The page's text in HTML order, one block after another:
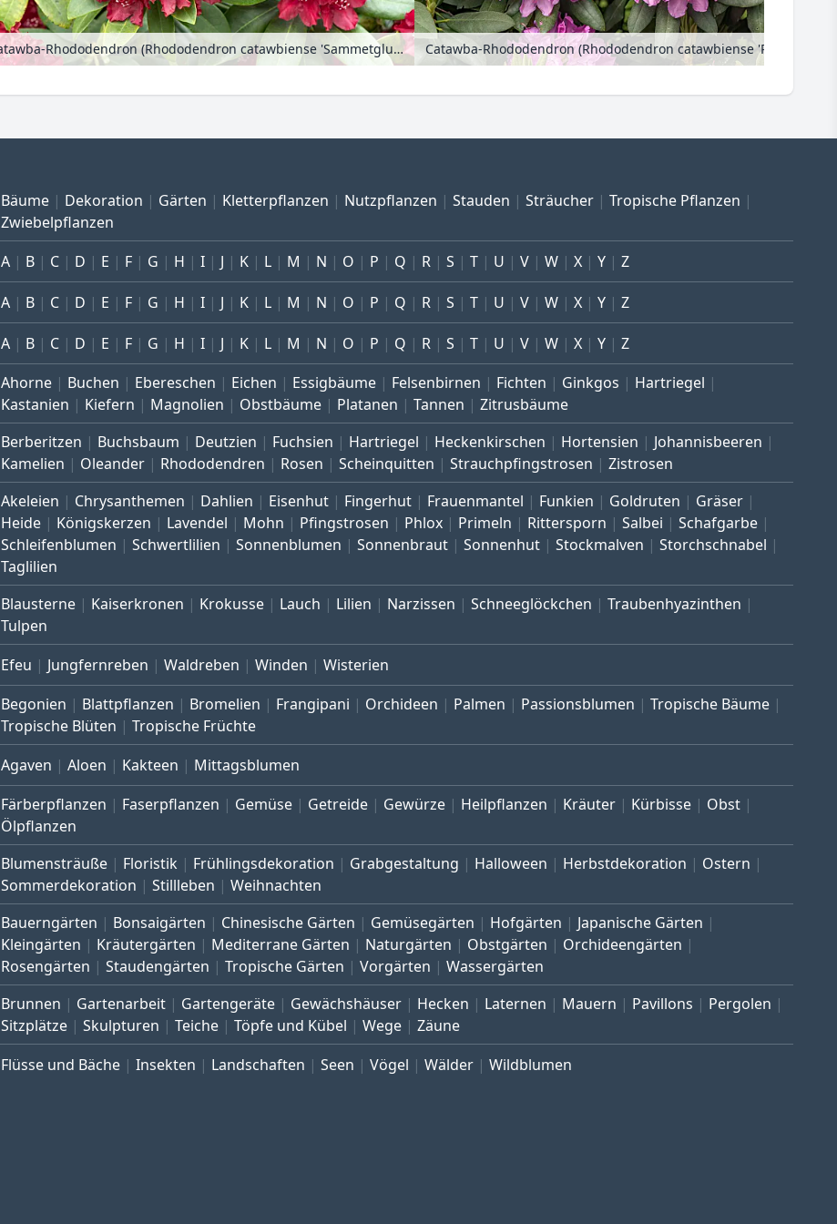
Catawba-Rhododendron (Rhododendron catawbiense 'Sammetglut')
Bäume Dekoration Gärten Kletterpflanzen Nutzpflanzen Stauden Sträucher
Tropische Pflanzen
Zwiebelpflanzen
A B C D E F G H I J K L M N O P Q R S T U V W X Y Z
A B C D E F G H I J K L M N O P Q R S T U V W X Y Z
A B C D E F G H I J K L M N O P Q R S T U V W X Y Z
Ahorne Buchen Ebereschen Eichen Essigbäume Felsenbirnen Fichten Ginkgos
Hartriegel
Kastanien
Kiefern Magnolien Obstbäume Platanen Tannen Zitrusbäume
Berberitzen Buchsbaum Deutzien Fuchsien Hartriegel Heckenkirschen Hortensien
Johannisbeeren
Kamelien
Oleander Rhododendren Rosen Scheinquitten Strauchpfingstrosen Zistrosen
Akeleien Chrysanthemen Dahlien Eisenhut Fingerhut Frauenmantel Funkien Goldruten
Gräser
Heide
Königskerzen Lavendel Mohn Pfingstrosen Phlox Primeln Rittersporn Salbei
Schafgarbe
Schleifenblumen
Schwertlilien Sonnenblumen Sonnenbraut Sonnenhut Stockmalven
Storchschnabel
Taglilien
Blausterne Kaiserkronen Krokusse Lauch Lilien Narzissen Schneeglöckchen
Traubenhyazinthen
Tulpen
Efeu Jungfernreben Waldreben Winden Wisterien
Begonien Blattpflanzen Bromelien Frangipani Orchideen Palmen Passionsblumen
Tropische Bäume
Tropische Blüten
Tropische Früchte
Agaven Aloen Kakteen Mittagsblumen
Färberpflanzen Faserpflanzen Gemüse Getreide Gewürze Heilpflanzen Kräuter Kürbisse
Obst
Ölpflanzen
Blumensträuße Floristik Frühlingsdekoration Grabgestaltung Halloween Herbstdekoration
Ostern
Sommerdekoration
Stillleben Weihnachten
Bauerngärten Bonsaigärten Chinesische Gärten Gemüsegärten Hofgärten
Japanische Gärten
Kleingärten
Kräutergärten Mediterrane Gärten Naturgärten Obstgärten
Orchideengärten
Rosengärten
Staudengärten Tropische Gärten Vorgärten Wassergärten
Brunnen Gartenarbeit Gartengeräte Gewächshäuser Hecken Laternen Mauern Pavillons
Pergolen
Sitzplätze
Skulpturen Teiche Töpfe und Kübel Wege Zäune
Flüsse und Bäche Insekten Landschaften Seen Vögel Wälder Wildblumen